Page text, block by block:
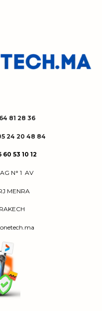
81 28 36
24 20 48 84
60 53 10 12
N° 1 AV
MENRA